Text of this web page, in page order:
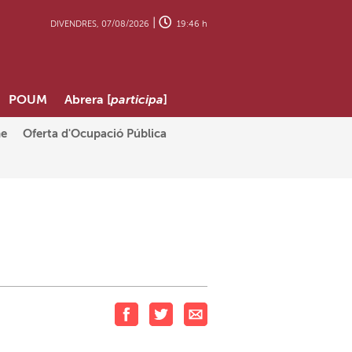
DIVENDRES, 07/08/2026 | 19:46 h
Oferta d'Ocupació Pública
POUM Abrera [participa]